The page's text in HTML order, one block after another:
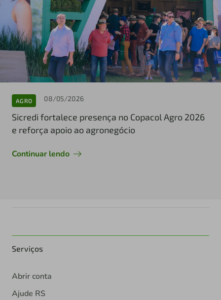
AGRO 08/05/2026
Sicredi fortalece presença no Copacol Agro 2026
e reforça apoio ao agronegócio
Continuar lendo
Serviços
Abrir conta
Ajude RS